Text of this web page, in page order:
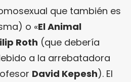
que también es
o «El Animal
Roth (que debería
a la arrebatadora
David Kepesh). El